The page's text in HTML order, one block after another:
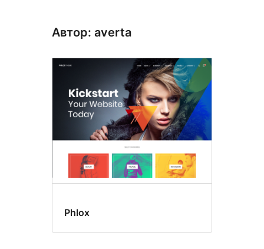
Автор: averta
Phlox